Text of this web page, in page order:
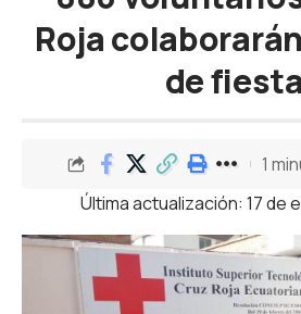
Roja
de
Última actualización: 17 de
1